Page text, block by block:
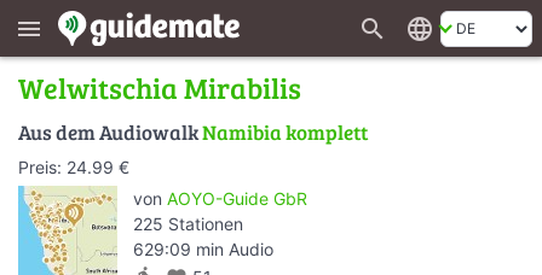
menu search language
Welwitschia Mirabilis
Aus dem AudiowalkNamibia komplett
Preis: 24.99 €
von AOYO-Guide GbR
225 Stationen
629:09 min Audio